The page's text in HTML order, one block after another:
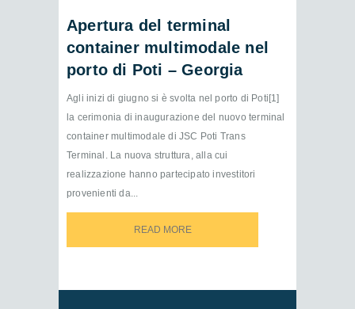
Apertura del terminal
container multimodale nel
porto di Poti – Georgia
Agli inizi di giugno si è svolta nel porto di Poti[1]
la cerimonia di inaugurazione del nuovo terminal
container multimodale di JSC Poti Trans
Terminal. La nuova struttura, alla cui
realizzazione hanno partecipato investitori
provenienti da...
READ MORE